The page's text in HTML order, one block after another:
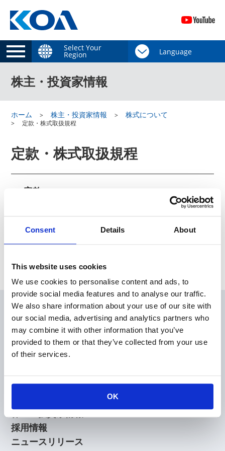
Consent Details About
This website uses cookies
We use cookies to personalise content and ads, to
provide social media features and to analyse our traffic.
We also share information about your use of our site with
our social media, advertising and analytics partners who
may combine it with other information that you’ve
provided to them or that they’ve collected from your use
of their services.
OK
Select Your
Region
株主・投資家情報
ホーム 株主・投資家情報 株式について
定款・株式取扱規程
定款・株式取扱規程
定款
株式取扱規程
会員
製品情報
KOAの技術
アプリケーションガイド
技術サポート
株主・投資家情報
採用情報
ニュースリリース